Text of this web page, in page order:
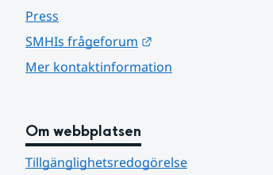
Press
SMHIs frågeforum
Mer kontaktinformation
Om webbplatsen
Tillgänglighetsredogörelse